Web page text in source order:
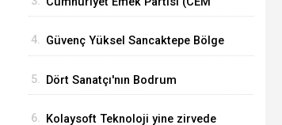
4. Güvenç Yüksel Sancaktepe Bölge
5. Dört Sanatçı'nın Bodrum
6. Kolaysoft Teknoloji yine zirvede